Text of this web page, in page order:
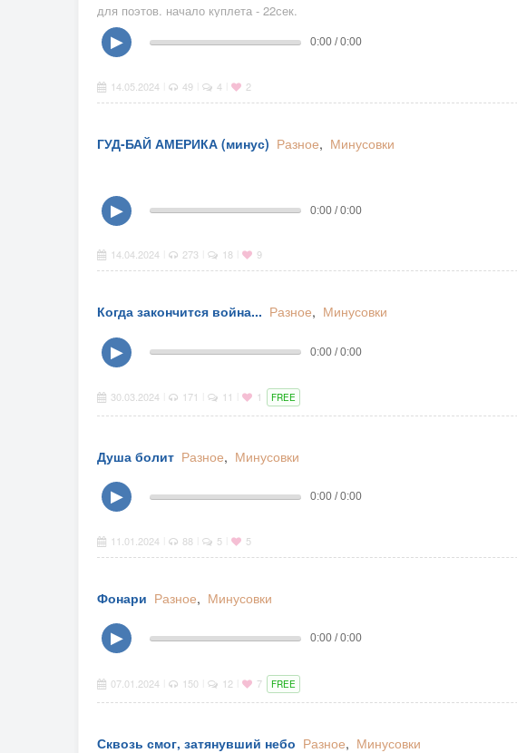
для поэтов. начало куплета - 22сек.
▶ 0:00 / 0:00
14.05.2024 49 4 2
ГУД-БАЙ АМЕРИКА (минус) Разное, Минусовки
▶ 0:00 / 0:00
14.04.2024 273 18 9
Когда закончится война... Разное, Минусовки
▶ 0:00 / 0:00
30.03.2024 171 11 1 FREE
Душа болит Разное, Минусовки
▶ 0:00 / 0:00
11.01.2024 88 5 5
Фонари Разное, Минусовки
▶ 0:00 / 0:00
07.01.2024 150 12 7 FREE
Сквозь смог, затянувший небо Разное, Минусовки